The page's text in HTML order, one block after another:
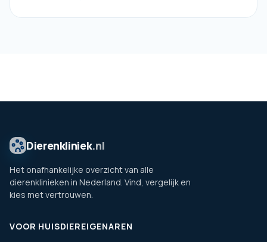
Dierenkliniek.nl
Het onafhankelijke overzicht van alle
dierenklinieken in Nederland. Vind, vergelijk en
kies met vertrouwen.
VOOR HUISDIEREIGENAREN